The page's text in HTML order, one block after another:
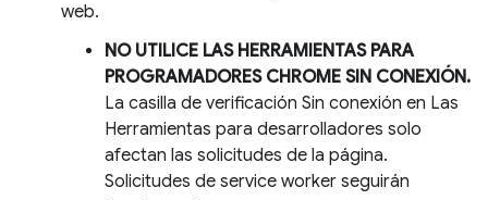
web.
NO UTILICE LAS HERRAMIENTAS PARA
PROGRAMADORES CHROME SIN CONEXIÓN.
La casilla de verificación Sin conexión en Las
Herramientas para desarrolladores solo
afectan las solicitudes de la página.
Solicitudes de service worker seguirán